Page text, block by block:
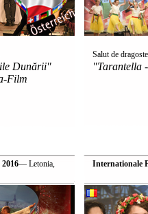
Dunării"
Film
Salut de
"Tarantella
— Letonia,
Internationale